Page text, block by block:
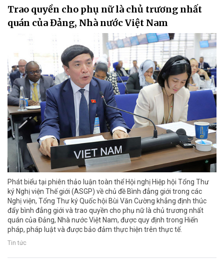
Trao quyền cho phụ nữ là chủ trương nhất
quán của Đảng, Nhà nước Việt Nam
Phát biểu tại phiên thảo luận toàn thể Hội nghị Hiệp hội Tổng Thư
ký Nghị viện Thế giới (ASGP) về chủ đề Bình đẳng giới trong các
Nghị viện, Tổng Thư ký Quốc hội Bùi Văn Cường khẳng định thúc
đẩy bình đẳng giới và trao quyền cho phụ nữ là chủ trương nhất
quán của Đảng, Nhà nước Việt Nam, được quy định trong Hiến
pháp, pháp luật và được bảo đảm thực hiện trên thực tế.
Tin tức